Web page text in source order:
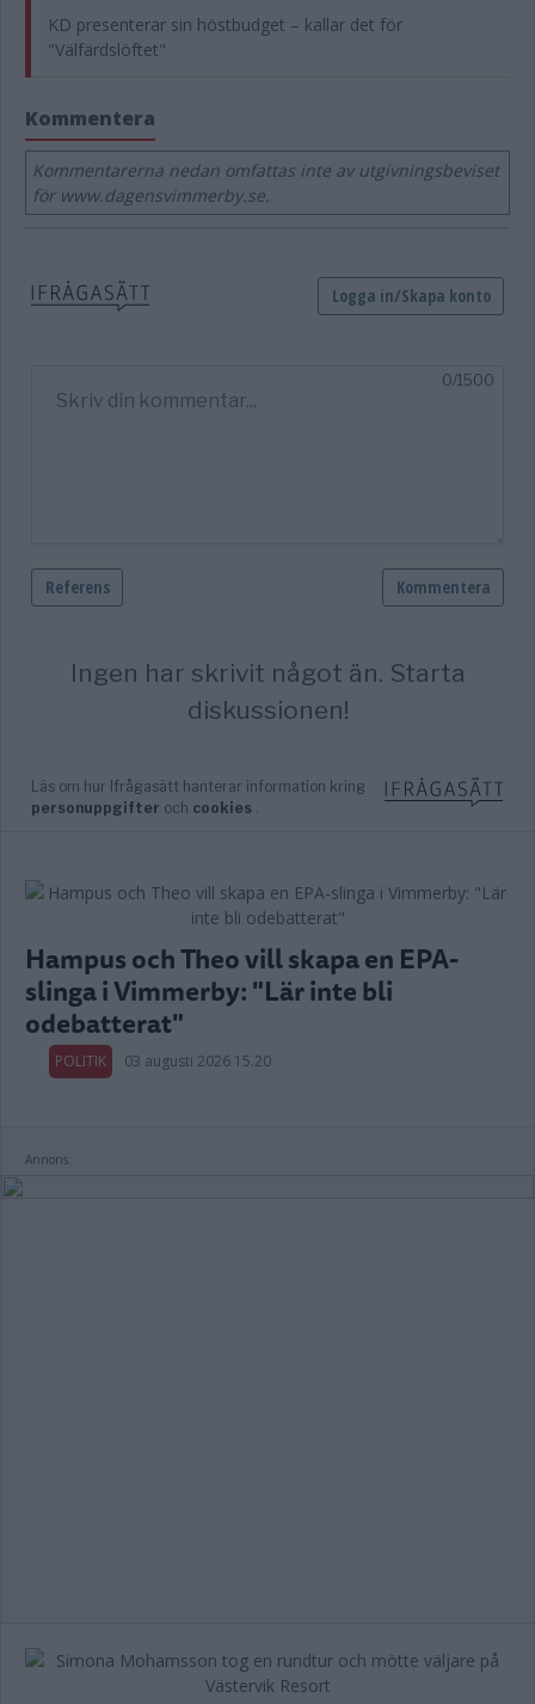
KD presenterar sin höstbudget – kallar det för
"Välfärdslöftet"
Kommentera
Kommentarerna nedan omfattas inte av utgivningsbeviset
för www.dagensvimmerby.se.
Hampus och Theo vill skapa en EPA-
slinga i Vimmerby: "Lär inte bli
odebatterat"
POLITIK 03 augusti 2026 15.20
Annons: